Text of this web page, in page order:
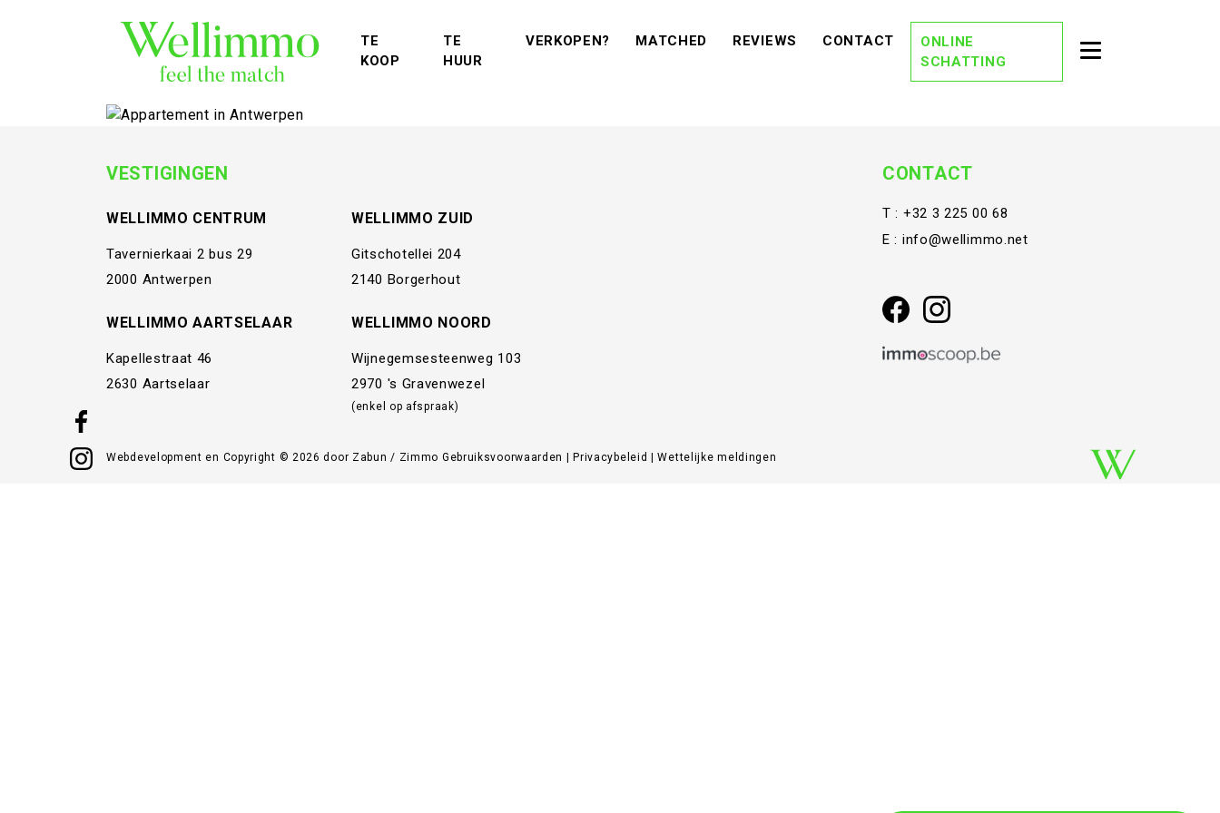
TE
KOOP (TE KOOP)
TE
HUUR
VERKOPEN? (VERKOPEN?)
MATCHED (MATCHED)
REVIEWS (REVIEWS)
CONTACT(CONTACT)
ONLINE
SCHATTING
OVER ONS(OVER ONS)
VACATURES
STAY TUNED
Toggle second
VESTIGINGEN
WELLIMMO CENTRUM
Tavernierkaai 2 bus 29
2000 Antwerpen
WELLIMMO ZUID
Gitschotellei 204
2140 Borgerhout
WELLIMMO AARTSELAAR
Kapellestraat 46
2630 Aartselaar
WELLIMMO NOORD
Wijnegemsesteenweg 103
2970 's Gravenwezel
(enkel op afspraak)
CONTACT
T : +32 3 225 00 68
E : info@wellimmo.net
Webdevelopment en Copyright © 2026 door Zabun / Zimmo Gebruiksvoorwaarden |Privacybeleid|Wettelijke meldingen